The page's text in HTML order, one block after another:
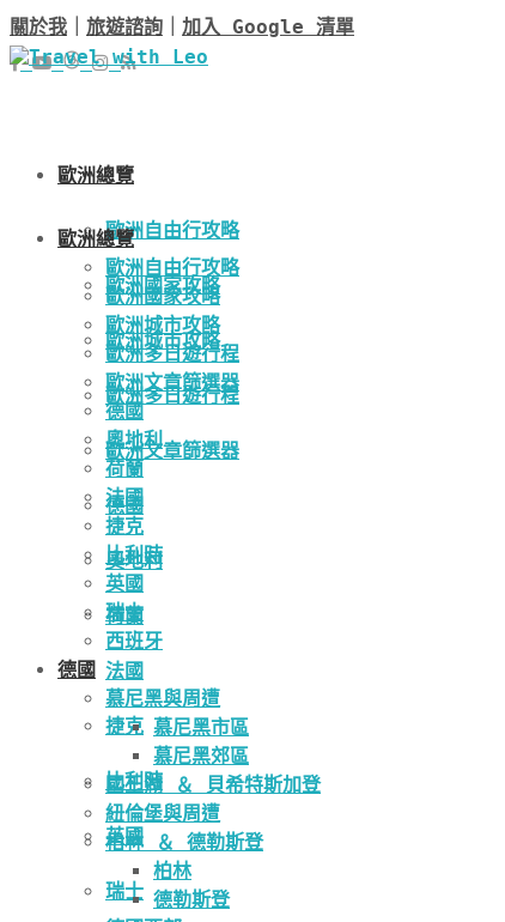
關於我 旅遊諮詢 加入 Google 清單
歐洲總覽
歐洲自由行攻略
歐洲國家攻略
歐洲城市攻略
歐洲多日遊行程
歐洲文章篩選器
德國
奧地利
荷蘭
法國
捷克
比利時
英國
瑞士
歐洲總覽
歐洲自由行攻略
歐洲國家攻略
歐洲城市攻略
歐洲多日遊行程
歐洲文章篩選器
德國
奧地利
荷蘭
法國
捷克
比利時
英國
瑞士
西班牙
德國
慕尼黑與周遭
慕尼黑市區
慕尼黑郊區
國王湖 ＆ 貝希特斯加登
紐倫堡與周遭
柏林 ＆ 德勒斯登
柏林
德勒斯登